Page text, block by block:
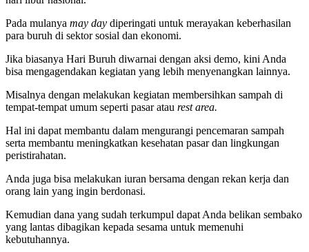
Pada mulanya may day diperingati untuk merayakan keberhasilan
para buruh di sektor sosial dan ekonomi.
Jika biasanya Hari Buruh diwarnai dengan aksi demo, kini Anda
bisa mengagendakan kegiatan yang lebih menyenangkan lainnya.
Misalnya dengan melakukan kegiatan membersihkan sampah di
tempat-tempat umum seperti pasar atau rest area.
Hal ini dapat membantu dalam mengurangi pencemaran sampah
serta membantu meningkatkan kesehatan pasar dan lingkungan
peristirahatan.
Anda juga bisa melakukan iuran bersama dengan rekan kerja dan
orang lain yang ingin berdonasi.
Kemudian dana yang sudah terkumpul dapat Anda belikan sembako
yang lantas dibagikan kepada sesama untuk memenuhi
kebutuhannya.